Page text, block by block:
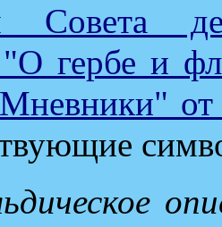
Совета
гербе и